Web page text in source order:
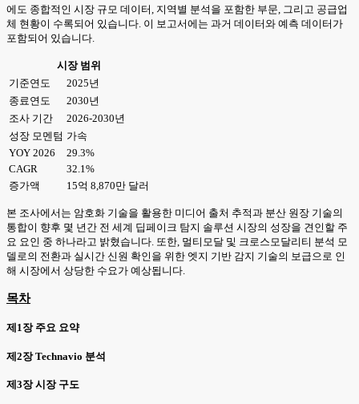
에도 종합적인 시장 규모 데이터, 지역별 분석을 포함한 부문, 그리고 공급업
체 현황이 수록되어 있습니다. 이 보고서에는 과거 데이터와 예측 데이터가
포함되어 있습니다.
시장 범위
기준연도
2025년
종료연도
2030년
조사 기간
2026-2030년
성장 모멘텀 가속
YOY 2026
29.3%
CAGR
32.1%
증가액
15억 8,870만 달러
본 조사에서는 암호화 기술을 활용한 미디어 출처 추적과 분산 원장 기술의
통합이 향후 몇 년간 전 세계 딥페이크 탐지 솔루션 시장의 성장을 견인할 주
요 요인 중 하나라고 밝혔습니다. 또한, 멀티모달 및 크로스모달리티 분석 모
델로의 전환과 실시간 신원 확인을 위한 엣지 기반 감지 기술의 보급으로 인
해 시장에서 상당한 수요가 예상됩니다.
목차
제1장 주요 요약
제2장 Technavio 분석
제3장 시장 구도